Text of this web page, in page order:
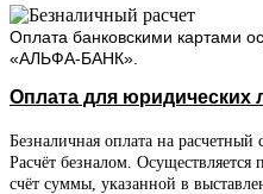
Оплата банковскими картами
«АЛЬФА-БАНК».
Оплата для юридических
Безналичная оплата на расчетный
Расчёт безналом.
счёт суммы, указанной в